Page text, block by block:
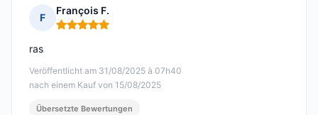
F
François F.
Hinweis: 5 von 5
Veröffentlicht am 31/08/2025 à 07h40
nach einem Kauf von 15/08/2025
ras
Übersetzte Bewertungen